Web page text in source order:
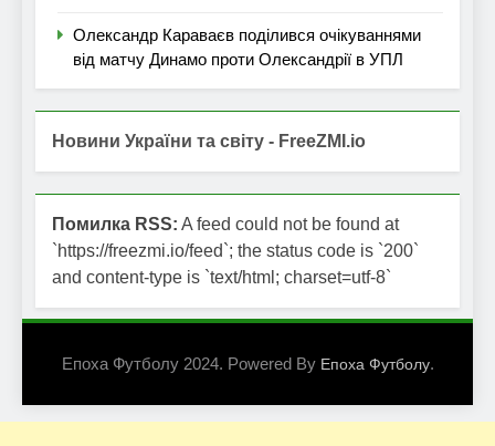
Олександр Караваєв поділився очікуваннями
від матчу Динамо проти Олександрії в УПЛ
Новини України та світу - FreeZMI.io
Помилка RSS: A feed could not be found at
`https://freezmi.io/feed`; the status code is `200`
and content-type is `text/html; charset=utf-8`
Епоха Футболу 2024. Powered By Епоха Футболу.